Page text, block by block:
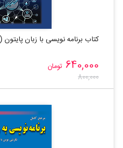
کتاب برنامه نویسی با زبان
640,000 تومان
800,000